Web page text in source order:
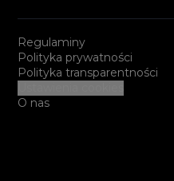
Regulaminy
Polityka prywatności
Polityka transparentności
O nas